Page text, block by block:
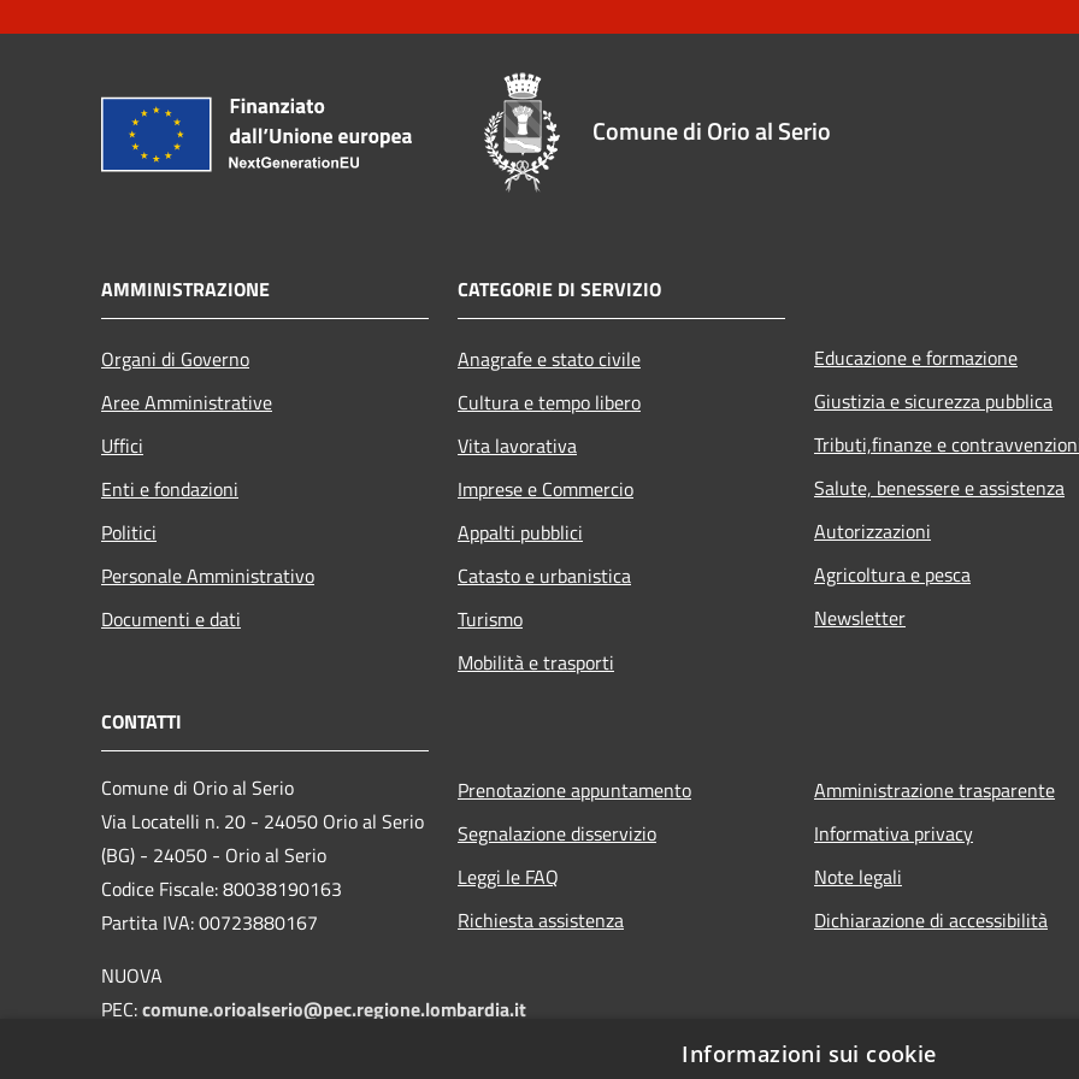
Comune di Orio al Serio
AMMINISTRAZIONE
Organi di Governo
Aree Amministrative
Uffici
Enti e fondazioni
Politici
Personale Amministrativo
Documenti e dati
CATEGORIE DI SERVIZIO
Anagrafe e stato civile
Cultura e tempo libero
Vita lavorativa
Imprese e Commercio
Appalti pubblici
Catasto e urbanistica
Turismo
Mobilità e trasporti
Educazione e formazione
Giustizia e sicurezza pubblica
Tributi,finanze e
Salute, benessere e assistenza
Autorizzazioni
Agricoltura e pesca
Newsletter
CONTATTI
Comune di Orio al Serio
Via Locatelli n. 20 - 24050 Orio al Serio
(BG) - 24050 - Orio al Serio
Codice Fiscale: 80038190163
Partita IVA: 00723880167
NUOVA
PEC:comune.orioalserio@pec.regione.lombardia.it
Prenotazione appuntamento
Segnalazione disservizio
Leggi le FAQ
Richiesta assistenza
Amministrazione trasparente
Informativa privacy
Note legali
Dichiarazione di accessibilità
Informazioni sui cookie